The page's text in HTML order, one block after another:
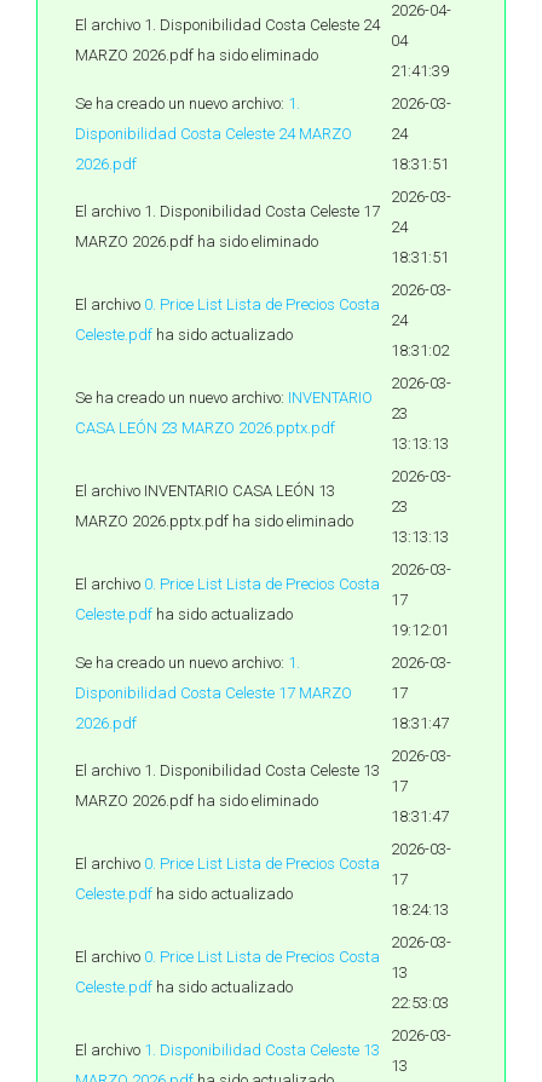
El archivo 1. Disponibilidad Costa Celeste 24
MARZO 2026.pdf ha sido eliminado
2026-04-
04
21:41:39
Se ha creado un nuevo archivo: 1.
Disponibilidad Costa Celeste 24 MARZO
2026.pdf
2026-03-
24
18:31:51
El archivo 1. Disponibilidad Costa Celeste 17
MARZO 2026.pdf ha sido eliminado
2026-03-
24
18:31:51
El archivo 0. Price List Lista de Precios Costa
Celeste.pdf ha sido actualizado
2026-03-
24
18:31:02
Se ha creado un nuevo archivo: INVENTARIO
CASA LEÓN 23 MARZO 2026.pptx.pdf
2026-03-
23
13:13:13
El archivo INVENTARIO CASA LEÓN 13
MARZO 2026.pptx.pdf ha sido eliminado
2026-03-
23
13:13:13
El archivo 0. Price List Lista de Precios Costa
Celeste.pdf ha sido actualizado
2026-03-
17
19:12:01
Se ha creado un nuevo archivo: 1.
Disponibilidad Costa Celeste 17 MARZO
2026.pdf
2026-03-
17
18:31:47
El archivo 1. Disponibilidad Costa Celeste 13
MARZO 2026.pdf ha sido eliminado
2026-03-
17
18:31:47
El archivo 0. Price List Lista de Precios Costa
Celeste.pdf ha sido actualizado
2026-03-
17
18:24:13
El archivo 0. Price List Lista de Precios Costa
Celeste.pdf ha sido actualizado
2026-03-
13
22:53:03
El archivo 1. Disponibilidad Costa Celeste 13
2026-03-
13